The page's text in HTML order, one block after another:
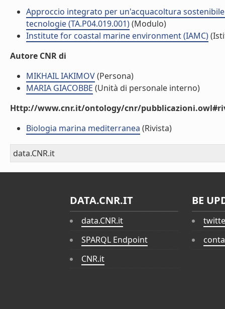
Approccio integrato per un'acquacoltura
tecnologie (TA.P04.019.001)(Modulo)
Institute for coastal marine environment (IAMC)
Autore CNR di
MIKHAIL IAKIMOV(Persona)
MARIA GIACOBBE (Unità di personale interno)
Http://www.cnr.it/ontology/cnr/
Biologia marina mediterranea (Rivista)
data.CNR.it
DATA.CNR.IT
data.CNR.it
SPARQL Endpoint
CNR.it
BE